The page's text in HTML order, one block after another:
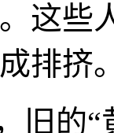
的“
”才刚
的转